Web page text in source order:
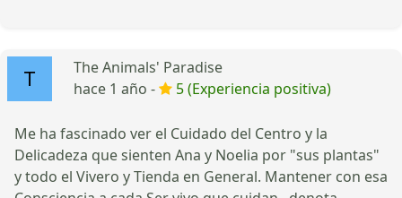
The Animals' Paradise
hace 1 año -
5 (Experiencia positiva)
Me ha fascinado ver el Cuidado del Centro y la
Delicadeza que sienten Ana y Noelia por "sus plantas"
y todo el Vivero y Tienda en General. Mantener con esa